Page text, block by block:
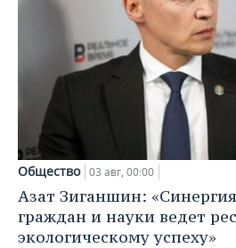
Общество 03 авг, 00:00
Азат Зиганшин:
граждан и науки ведет
экологическому успеху»